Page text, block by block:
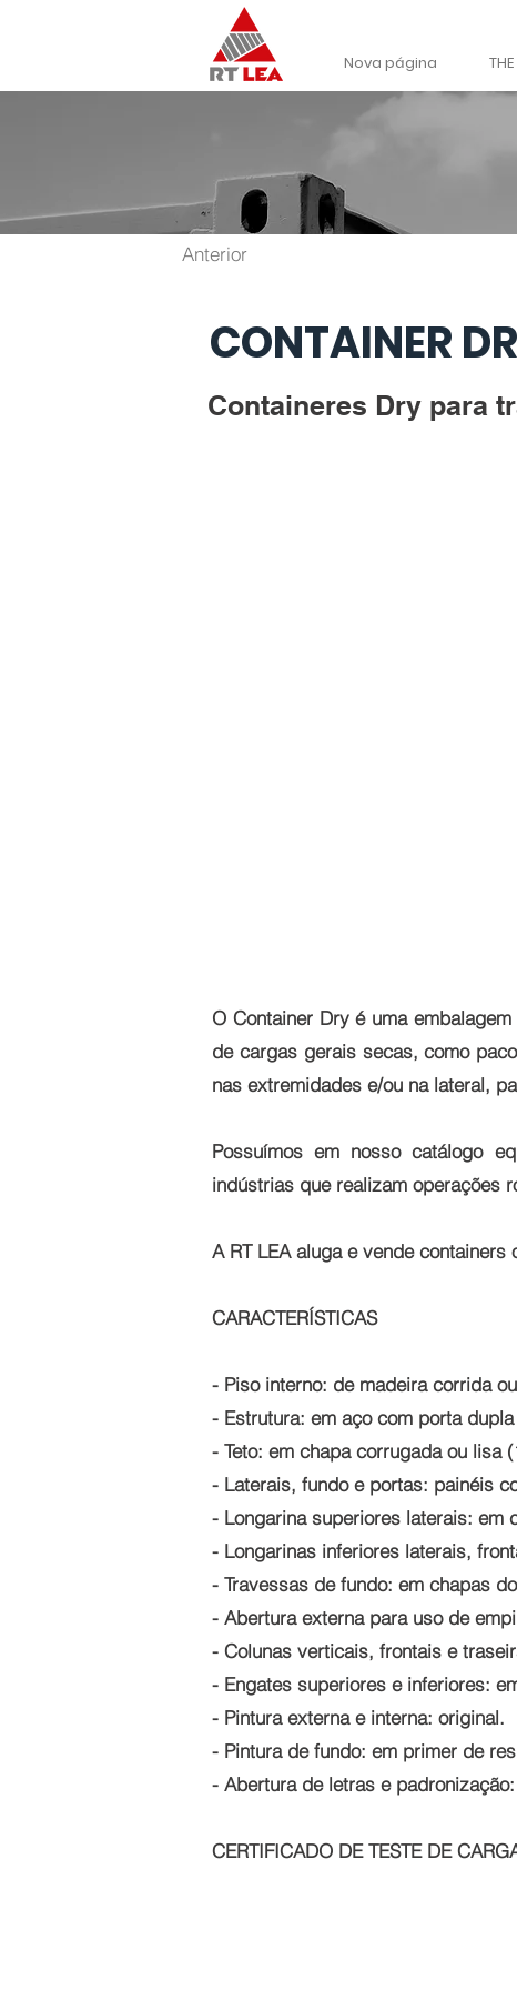
Nova página
Anterior
CONTAINER
Containeres Dry para
O Container Dry é uma
de cargas gerais secas, como
nas extremidades e/ou na lateral,
Possuímos em nosso catálogo
indústrias que realizam operações
A RT LEA aluga e vende
CARACTERÍSTICAS
- Piso interno: de madeira corrida
- Estrutura: em aço com porta
- Teto: em chapa corrugada ou lisa
- Laterais, fundo e portas: painéis
- Longarina superiores laterais: em
- Longarinas inferiores laterais,
- Travessas de fundo: em chapas
- Abertura externa para uso de
- Colunas verticais, frontais e
- Engates superiores e inferiores:
- Pintura externa e interna: original.
- Pintura de fundo: em primer de
- Abertura de letras e
CERTIFICADO DE TESTE DE